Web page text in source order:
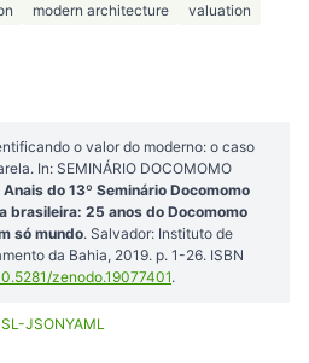
modern architecture
valuation
o valor do moderno: o caso
In: SEMINÁRIO DOCOMOMO
Anais do 13º Seminário Docomomo
brasileira: 25 anos do Docomomo
só mundo. Salvador: Instituto de
da Bahia, 2019. p. 1-26. ISBN
zenodo.19077401.
JSONYAML